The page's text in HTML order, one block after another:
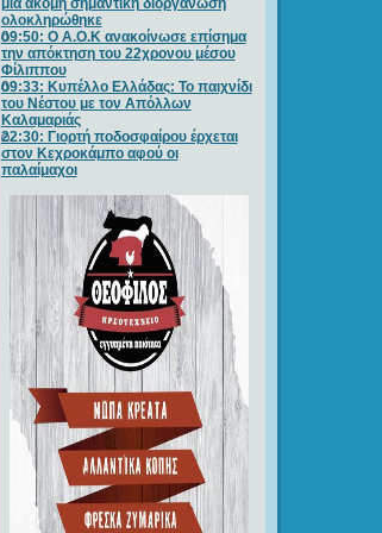
μία ακόμη σημαντική διοργάνωση
ολοκληρώθηκε
09:50: O A.O.K ανακοίνωσε επίσημα
την απόκτηση του 22χρονου μέσου
Φίλιππου
09:33: Κυπέλλο Ελλάδας: Το παιχνίδι
του Νέστου με τον Απόλλων
Καλαμαριάς
22:30: Γιορτή ποδοσφαίρου έρχεται
στον Κεχροκάμπο αφού οι
παλαίμαχοι